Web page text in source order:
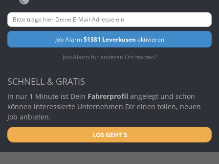
Job-Alarm51381 Leverkusen aktivieren
Job-Alarm für anderen Ort starten?
SCHNELL & GRATIS
In nur 1 Minute ist Dein Fahrerprofil angelegt und schon
können interessierte Unternehmen Dir einen tollen, neuen
Job anbieten.
LOS GEHT'S